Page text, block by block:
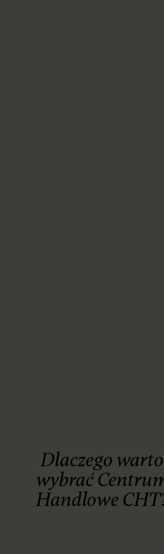
Dlaczego warto
wybrać
Handlowe